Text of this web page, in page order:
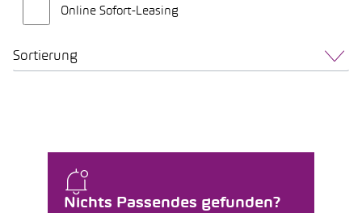
Online Sofort-Leasing
Sortierung
Nichts Passendes gefunden?